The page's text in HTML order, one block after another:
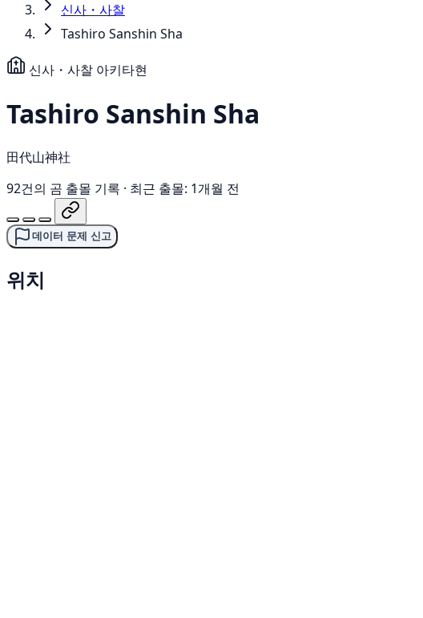
신사・사찰
Tashiro Sanshin Sha
신사・사찰 아키타현
Tashiro Sanshin Sha
田代山神社
92건의 곰 출몰 기록 · 최근 출몰: 1개월 전
데이터 문제 신고
위치